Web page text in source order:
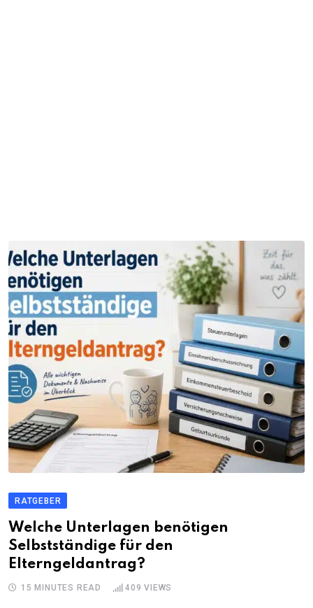
RATGEBER
Welche Unterlagen benötigen
Selbstständige für den
Elterngeldantrag?
15 MINUTES READ 409 VIEWS